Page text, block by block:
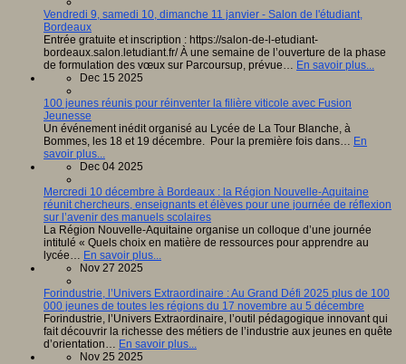
Vendredi 9, samedi 10, dimanche 11 janvier - Salon de l'étudiant,
Bordeaux
Entrée gratuite et inscription : https://salon-de-l-etudiant-
bordeaux.salon.letudiant.fr/ À une semaine de l’ouverture de la phase
de formulation des vœux sur Parcoursup, prévue… En savoir plus...
Dec 15 2025
100 jeunes réunis pour réinventer la filière viticole avec Fusion
Jeunesse
Un événement inédit organisé au Lycée de La Tour Blanche, à
Bommes, les 18 et 19 décembre. Pour la première fois dans… En
savoir plus...
Dec 04 2025
Mercredi 10 décembre à Bordeaux : la Région Nouvelle-Aquitaine
réunit chercheurs, enseignants et élèves pour une journée de réflexion
sur l’avenir des manuels scolaires
La Région Nouvelle-Aquitaine organise un colloque d’une journée
intitulé « Quels choix en matière de ressources pour apprendre au
lycée… En savoir plus...
Nov 27 2025
Forindustrie, l’Univers Extraordinaire : Au Grand Défi 2025 plus de 100
000 jeunes de toutes les régions du 17 novembre au 5 décembre
Forindustrie, l’Univers Extraordinaire, l’outil pédagogique innovant qui
fait découvrir la richesse des métiers de l’industrie aux jeunes en quête
d’orientation… En savoir plus...
Nov 25 2025